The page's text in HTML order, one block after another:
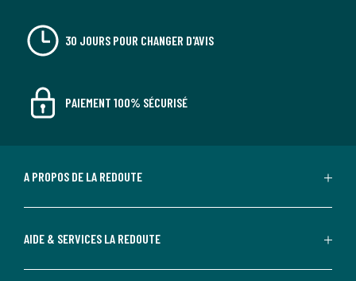
30 JOURS POUR CHANGER D'AVIS
PAIEMENT 100% SÉCURISÉ
A PROPOS DE LA REDOUTE
AIDE & SERVICES LA REDOUTE